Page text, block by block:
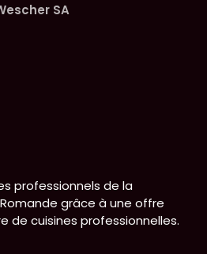
SA
professionnels de la
grâce à une offre
de cuisines professionnelles.